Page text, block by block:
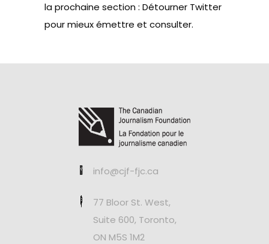
la prochaine section : Détourner Twitter
pour mieux émettre et consulter.
info@cjf-fjc.ca
77 Bloor St. West,
Suite 600, Toronto,
ON M5S 1M2